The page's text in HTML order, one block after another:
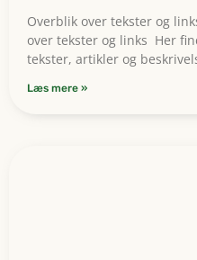
Overblik over tekster og
over tekster og links Her
tekster, artikler og
Læs mere »